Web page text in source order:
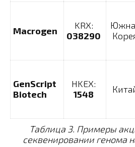
Macrogen
KRX:
038290
GenScript
Biotech
HKEX:
1548
Таблица 3. Примеры
секвенировании генома